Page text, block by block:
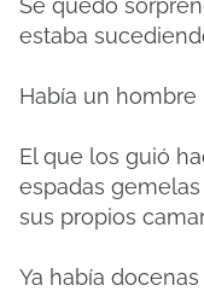
Se quedó
estaba
Había un hombre
El que los guió
espadas
sus propios
Ya había